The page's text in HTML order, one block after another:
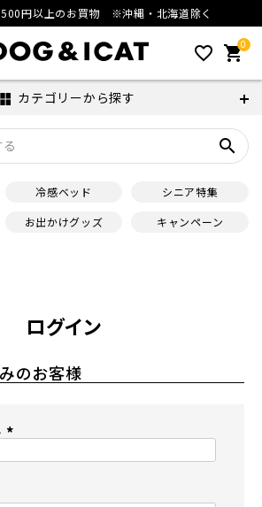
円以上のお買物 ※沖縄・北海道除く
favorite_outline 0
shopping_cart
カテゴリーから探す
search
冷感ベッド
シニア特集
お出かけグッズ キャンペーン
ログイン
のお客様